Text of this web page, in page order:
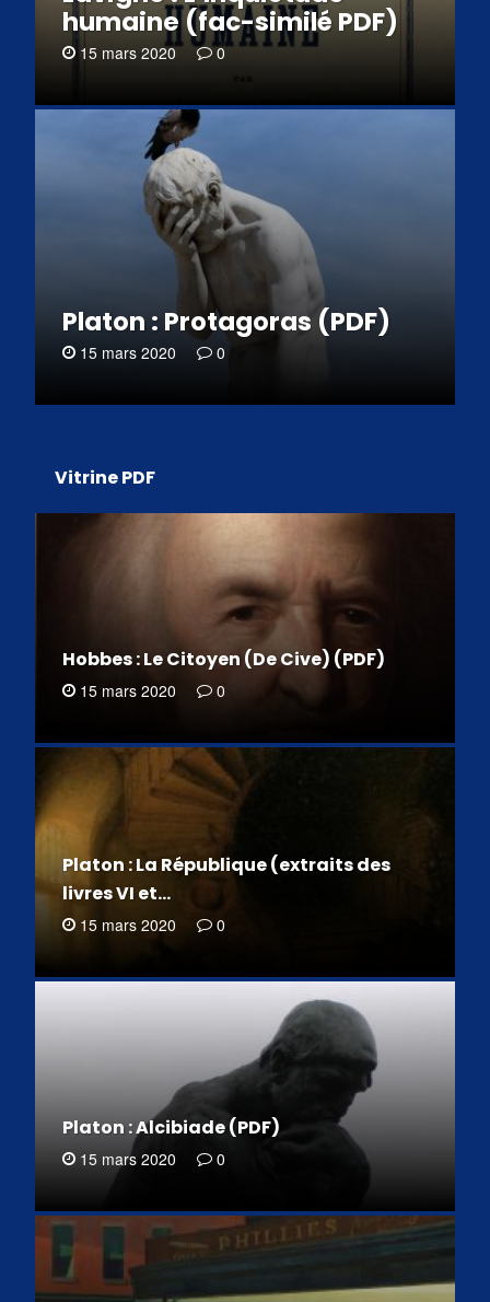
humaine (fac-similé PDF)
15 mars 2020 0
Platon : Protagoras (PDF)
15 mars 2020 0
Vitrine PDF
Hobbes : Le Citoyen (De Cive) (PDF)
15 mars 2020 0
Platon : La République (extraits des
livres VI et…
15 mars 2020 0
Platon : Alcibiade (PDF)
15 mars 2020 0